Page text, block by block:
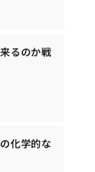
るのか戦
化学的な